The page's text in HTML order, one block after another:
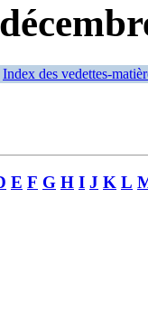
Index des vedettes-
E F G H I J K L